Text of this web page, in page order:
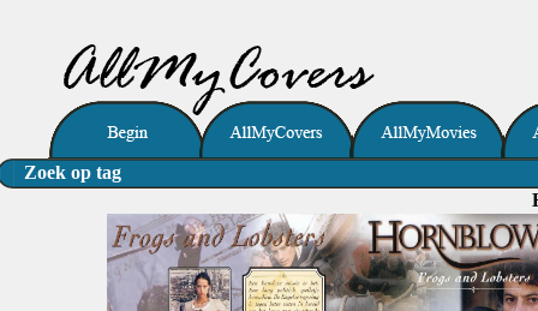
Zoek op tag